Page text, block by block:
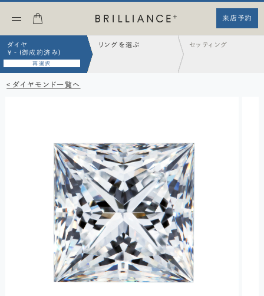
来店予約
ダイヤ
¥ - (御成約済み)
再選択
リングを選ぶ セッティング
< ダイヤモンド一覧へ